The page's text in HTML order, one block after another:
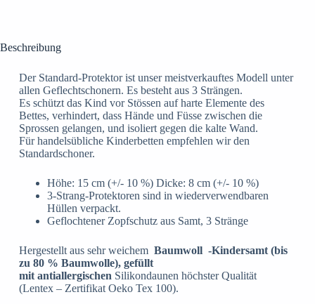
Beschreibung
Der Standard-Protektor ist unser meistverkauftes Modell unter
allen Geflechtschonern. Es besteht aus 3 Strängen.
Es schützt das Kind vor Stössen auf harte Elemente des
Bettes, verhindert, dass Hände und Füsse zwischen die
Sprossen gelangen, und isoliert gegen die kalte Wand.
Für handelsübliche Kinderbetten empfehlen wir den
Standardschoner.
Höhe: 15 cm (+/- 10 %) Dicke: 8 cm (+/- 10 %)
3-Strang-Protektoren sind in wiederverwendbaren
Hüllen verpackt.
Geflochtener Zopfschutz aus Samt, 3 Stränge
Hergestellt aus sehr weichem Baumwoll -Kindersamt (bis
zu 80 % Baumwolle), gefüllt
mit antiallergischen Silikondaunen höchster Qualität
(Lentex – Zertifikat Oeko Tex 100).